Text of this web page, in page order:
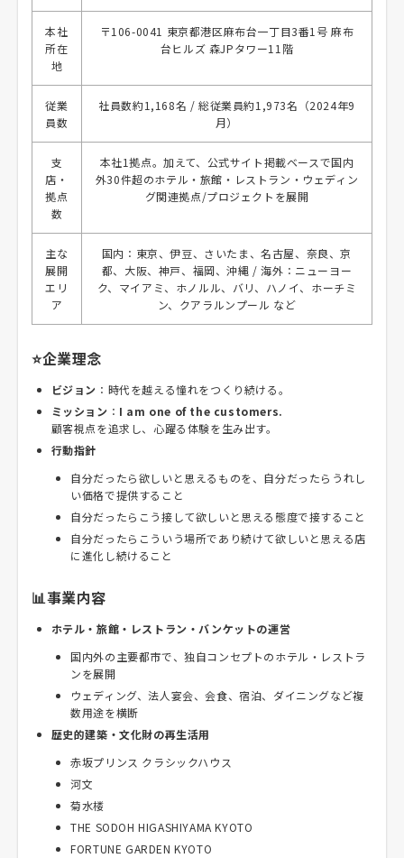
本社
所在
地
〒106-0041 東京都港区麻布台一丁目3番1号 麻布
台ヒルズ 森JPタワー11階
従業
員数
社員数約1,168名 / 総従業員約1,973名（2024年9
月）
支
店・
拠点
数
本社1拠点。加えて、公式サイト掲載ベースで国内
外30件超のホテル・旅館・レストラン・ウェディン
グ関連拠点/プロジェクトを展開
主な
展開
エリ
ア
国内：東京、伊豆、さいたま、名古屋、奈良、京
都、大阪、神戸、福岡、沖縄 / 海外：ニューヨー
ク、マイアミ、ホノルル、バリ、ハノイ、ホーチミ
ン、クアラルンプール など
⭐企業理念
ビジョン ：時代を越える憧れをつくり続ける。
ミッション ： I am one of the customers.
顧客視点を追求し、心躍る体験を生み出す。
行動指針
自分だったら欲しいと思えるものを、自分だったらうれし
い価格で提供すること
自分だったらこう接して欲しいと思える態度で接すること
自分だったらこういう場所であり続けて欲しいと思える店
に進化し続けること
📊事業内容
ホテル・旅館・レストラン・バンケットの運営
国内外の主要都市で、独自コンセプトのホテル・レストラ
ンを展開
ウェディング、法人宴会、会食、宿泊、ダイニングなど複
数用途を横断
歴史的建築・文化財の再生活用
赤坂プリンス クラシックハウス
河文
菊水楼
THE SODOH HIGASHIYAMA KYOTO
FORTUNE GARDEN KYOTO